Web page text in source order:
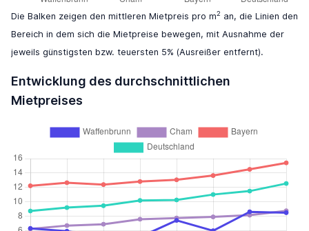
Die Balken zeigen den mittleren Mietpreis pro m2 an, die Linien den
Bereich in dem sich die Mietpreise bewegen, mit Ausnahme der
jeweils günstigsten bzw. teuersten 5% (Ausreißer entfernt).
Entwicklung des durchschnittlichen
Mietpreises